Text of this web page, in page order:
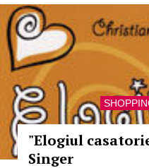
"Elogiul
Singer